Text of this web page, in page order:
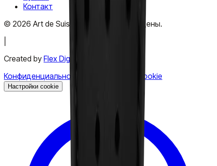
Контакт
© 2026 Art de Suisse. Все права защищены.
Created by Flex Digital Agency
Конфиденциальность
Файлы cookie
Настройки cookie